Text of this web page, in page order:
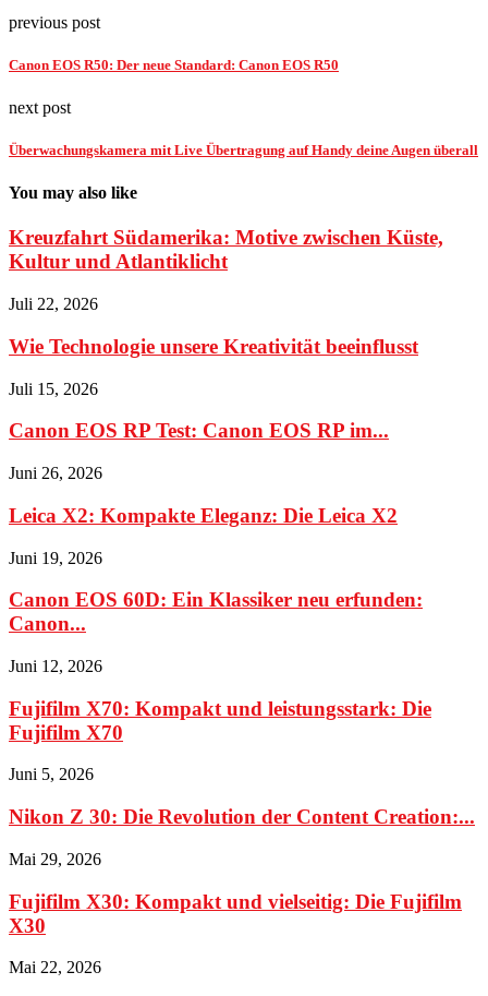
previous post
Canon EOS R50: Der neue Standard: Canon EOS R50
next post
Überwachungskamera mit Live Übertragung auf Handy deine Augen überall
You may also like
Kreuzfahrt Südamerika: Motive zwischen Küste,
Kultur und Atlantiklicht
Juli 22, 2026
Wie Technologie unsere Kreativität beeinflusst
Juli 15, 2026
Canon EOS RP Test: Canon EOS RP im...
Juni 26, 2026
Leica X2: Kompakte Eleganz: Die Leica X2
Juni 19, 2026
Canon EOS 60D: Ein Klassiker neu erfunden:
Canon...
Juni 12, 2026
Fujifilm X70: Kompakt und leistungsstark: Die
Fujifilm X70
Juni 5, 2026
Nikon Z 30: Die Revolution der Content Creation:...
Mai 29, 2026
Fujifilm X30: Kompakt und vielseitig: Die Fujifilm
X30
Mai 22, 2026